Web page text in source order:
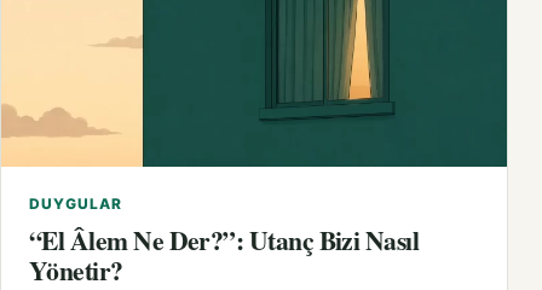
DUYGULAR
“El Âlem Ne Der?”: Utanç Bizi Nasıl
Yönetir?